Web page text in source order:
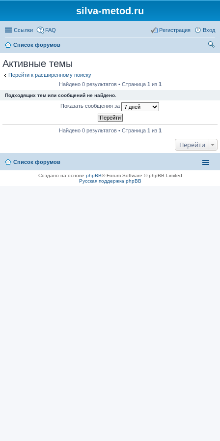
silva-metod.ru
Ссылки FAQ Вход
Регистрация
Список форумов
Активные темы
Перейти к расширенному поиску
Найдено 0 результатов • Страница 1 из 1
Подходящих тем или сообщений не найдено.
Показать сообщения за
Найдено 0 результатов • Страница 1 из 1
Перейти
Список форумов
Создано на основе phpBB® Forum Software © phpBB Limited
Русская поддержка phpBB